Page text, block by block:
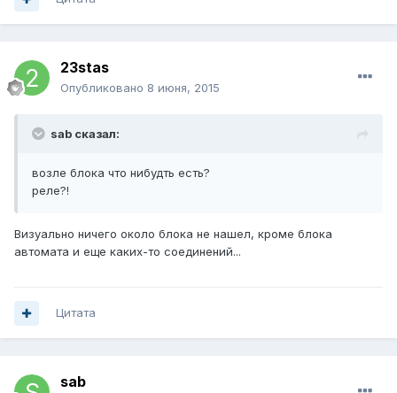
23stas
Опубликовано 8 июня, 2015
sab сказал:
возле блока что нибудть есть?
реле?!
Визуально ничего около блока не нашел, кроме блока
автомата и еще каких-то соединений...
Цитата
sab